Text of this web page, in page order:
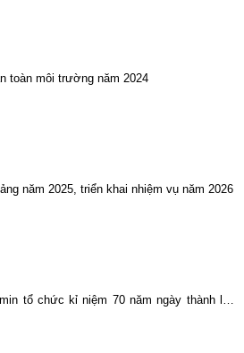
toàn môi trường năm 2024
năm 2025, triển khai nhiệm vụ năm 2026
tổ chức kỉ niệm 70 năm ngày thành lập
ngày hội Quốc phòng toàn dân